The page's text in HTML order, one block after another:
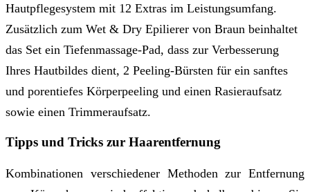
Hautpflegesystem mit 12 Extras im Leistungsumfang.
Zusätzlich zum Wet & Dry Epilierer von Braun beinhaltet
das Set ein Tiefenmassage-Pad, dass zur Verbesserung
Ihres Hautbildes dient, 2 Peeling-Bürsten für ein sanftes
und porentiefes Körperpeeling und einen Rasieraufsatz
sowie einen Trimmeraufsatz.
Tipps und Tricks zur Haarentfernung
Kombinationen verschiedener Methoden zur Entfernung